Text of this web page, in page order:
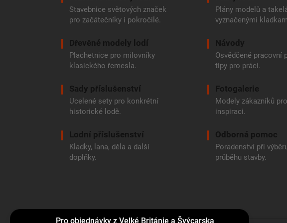
Pro objednávky z Velké Británie a Švýcarska
Stavebnice světových značek
pro začátečníky i pokročilé.
Dřevěné modely lodí
Plachetnice pro milovníky
klasického řemesla.
Sady příslušenství
Ucelené sety pro konkrétní
historické lodě.
Lodní příslušenství
Kladky, lana, děla a další
doplňky.
Plány modelů a
vyznačenými
Návody
Osvědčené pracovní
tipy pro práci.
Fotogalerie
Modely zákazníků
inspiraci.
Odborná pomoc
Poradenství při
průběhu stavby.